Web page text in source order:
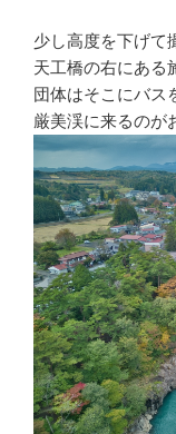
少し高度を下げて
天工橋の右にある
団体はそこにバス
厳美渓に来るのが